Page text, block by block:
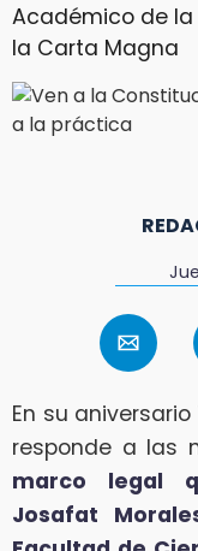
Académico de la
la Carta Magna
En su aniversario
responde a las
marco legal
Josafat